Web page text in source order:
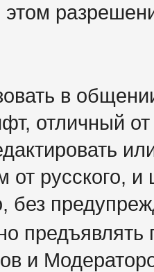
этом
в
отличный
от русского,
без
предъявлять
и